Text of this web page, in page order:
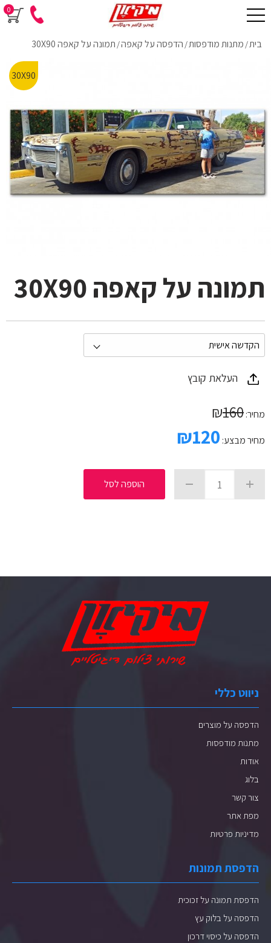
0
בית/ מתנות מודפסות/ הדפסה על קאפה/ תמונה על קאפה 30X90
30X90
תמונה על קאפה 30X90
העלאת קובץ
מחיר: ₪160
מחיר מבצע: ₪120
הוספה לסל
ניווט כללי
הדפסה על מוצרים
מתנות מודפסות
אודות
בלוג
צור קשר
מפת אתר
מדיניות פרטיות
הדפסת תמונות
הדפסת תמונה על זכוכית
הדפסה על בלוק עץ
הדפסה על כיסוי דרכון